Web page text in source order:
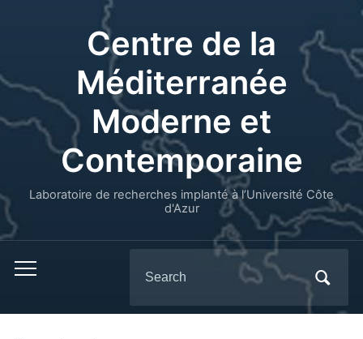
Centre de la
Méditerranée
Moderne et
Contemporaine
Laboratoire de recherches implanté à l’Université Côte
d'Azur
for: